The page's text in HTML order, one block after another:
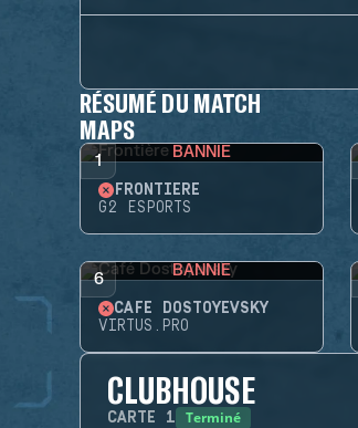
RÉSUMÉ DU MATCH
MAPS
1 BANNIE
FRONTIÈRE
G2 ESPORTS
6 BANNIE
CAFÉ DOSTOYEVSKY
VIRTUS.PRO
CLUBHOUSE
CARTE 1 Terminé